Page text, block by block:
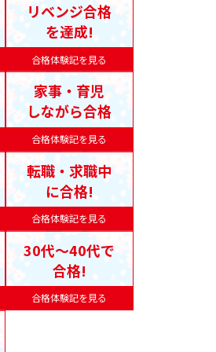
合格体験記を見る
リベンジ合格
を達成!
合格体験記を見る
家事・育児
しながら合格
合格体験記を見る
転職・求職中
に合格!
合格体験記を見る
30代〜40代で
合格!